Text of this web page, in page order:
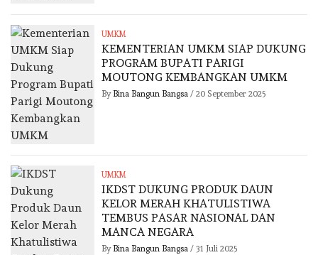
UMKM
KEMENTERIAN UMKM SIAP DUKUNG
PROGRAM BUPATI PARIGI
MOUTONG KEMBANGKAN UMKM
By Bina Bangun Bangsa/ 20 September 2025
UMKM
IKDST DUKUNG PRODUK DAUN
KELOR MERAH KHATULISTIWA
TEMBUS PASAR NASIONAL DAN
MANCA NEGARA
By Bina Bangun Bangsa/ 31 Juli 2025